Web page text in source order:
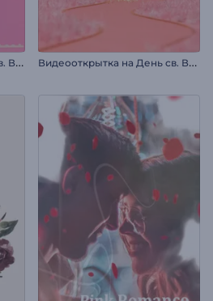
Н
абор для Reels на День св. Валентина В
идеооткрытка на День св. Валентина